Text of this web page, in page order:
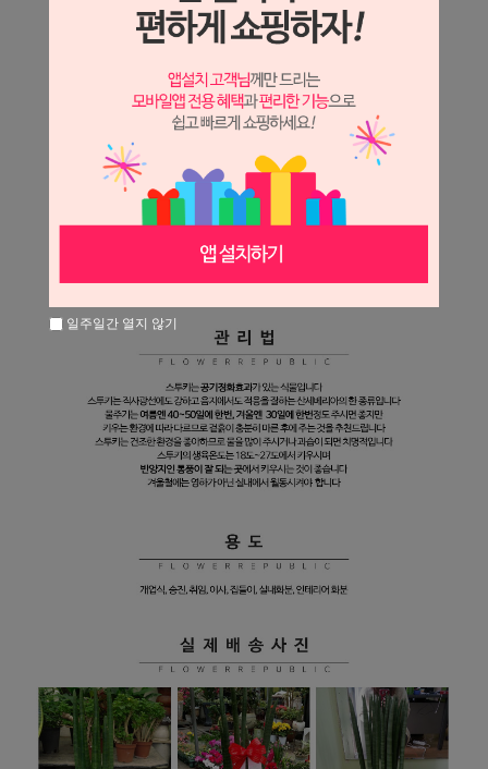
일주일간 열지 않기